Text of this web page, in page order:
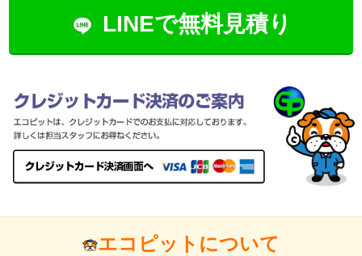
LINEで無料見積り
エコピットについて